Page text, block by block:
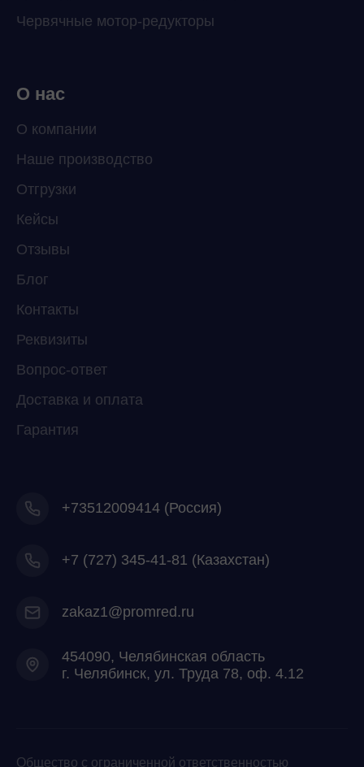
Червячные мотор-редукторы
О нас
О компании
Наше производство
Отгрузки
Кейсы
Отзывы
Блог
Контакты
Реквизиты
Вопрос-ответ
Доставка и оплата
Гарантия
+73512009414 (Россия)
+7 (727) 345-41-81 (Казахстан)
zakaz1@promred.ru
454090, Челябинская область
г. Челябинск, ул. Труда 78, оф. 4.12
Общество с ограниченной ответственностью